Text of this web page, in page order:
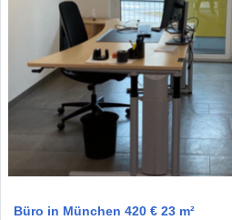
Büro in München 420 € 23 m²